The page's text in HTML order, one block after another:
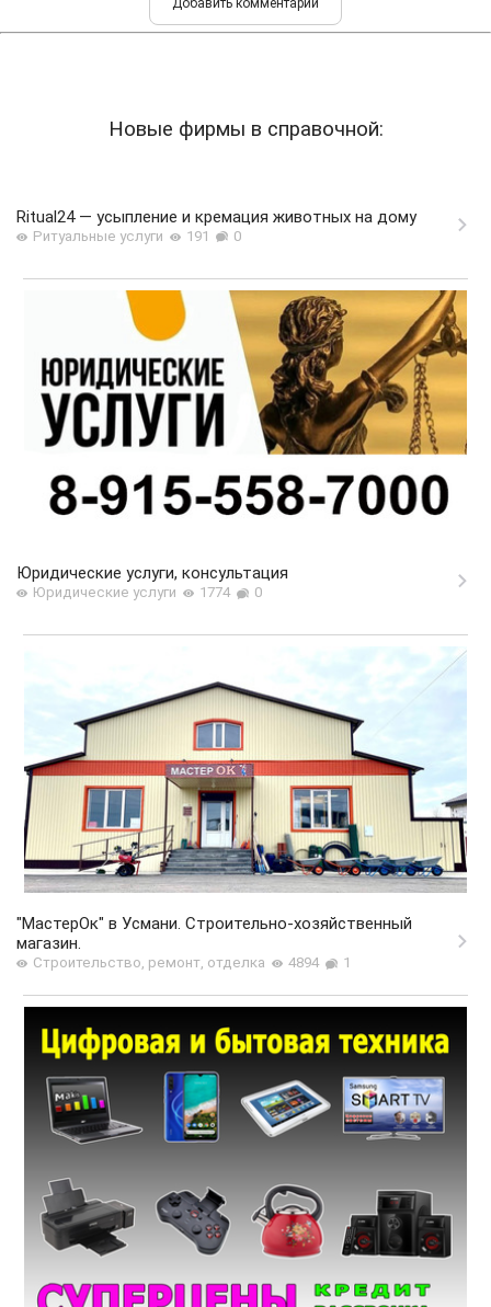
Новые фирмы в справочной:
Ritual24 — усыпление и кремация животных на дому
Ритуальные услуги 191 0
Юридические услуги, консультация
Юридические услуги 1774 0
"МастерОк" в Усмани. Строительно-хозяйственный
магазин.
Строительство, ремонт, отделка 4894 1